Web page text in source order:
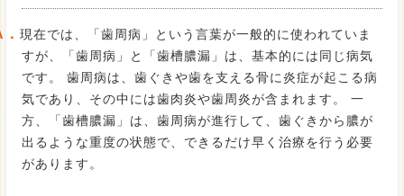
．現在では、「歯周病」という言葉が一般的に使われていま
すが、「歯周病」と「歯槽膿漏」は、基本的には同じ病気
です。 歯周病は、歯ぐきや歯を支える骨に炎症が起こる病
気であり、その中には歯肉炎や歯周炎が含まれます。 一
方、「歯槽膿漏」は、歯周病が進行して、歯ぐきから膿が
出るような重度の状態で、できるだけ早く治療を行う必要
があります。